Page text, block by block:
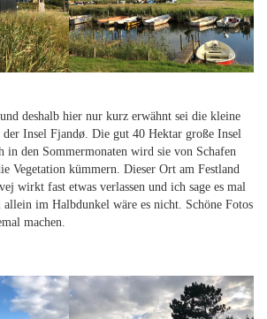
deshalb hier nur kurz erwähnt sei die kleine
der Insel Fjandø. Die gut 40 Hektar große Insel
in den Sommermonaten wird sie von Schafen
Vegetation kümmern. Dieser Ort am Festland
wirkt fast etwas verlassen und ich sage es mal
im Halbdunkel wäre es nicht. Schöne Fotos
machen.